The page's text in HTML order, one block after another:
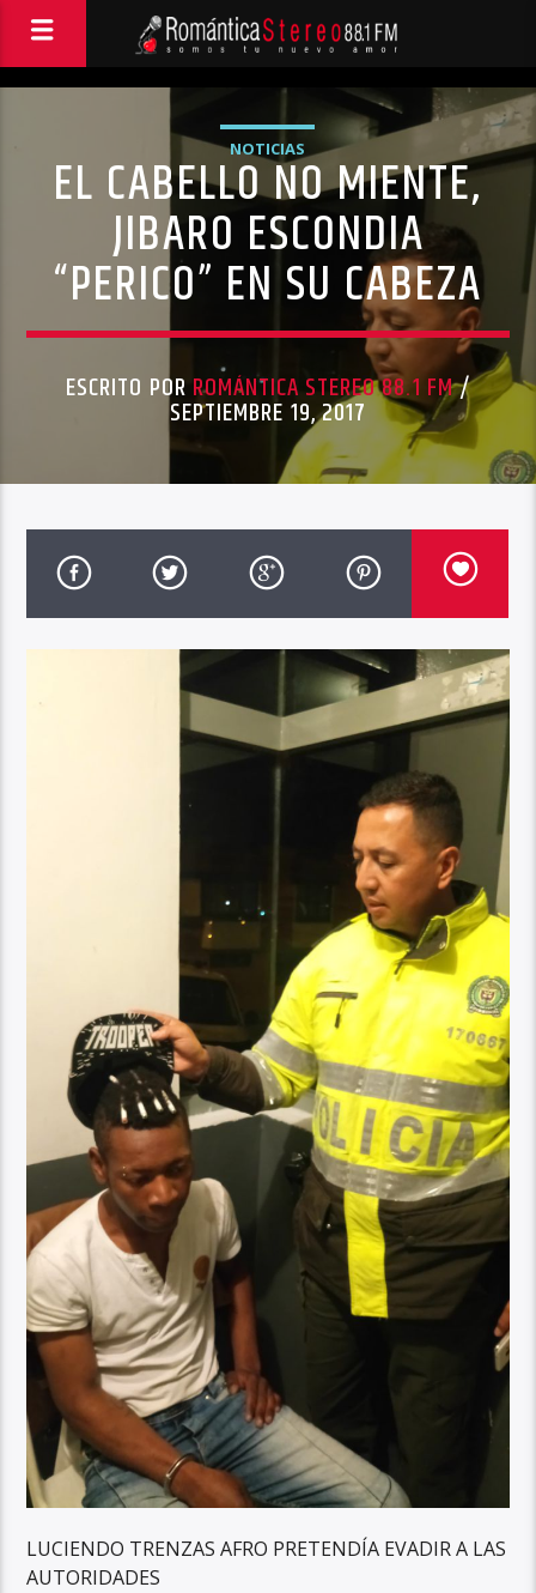
NOTICIAS
EL CABELLO NO MIENTE,
JIBARO ESCONDIA
“PERICO” EN SU CABEZA
ESCRITO POR ROMÁNTICA STEREO 88.1 FM/
SEPTIEMBRE 19, 2017
LUCIENDO TRENZAS AFRO PRETENDÍA EVADIR A LAS
AUTORIDADES